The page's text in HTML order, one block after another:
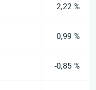
2,22 %
0,99 %
-0,85 %